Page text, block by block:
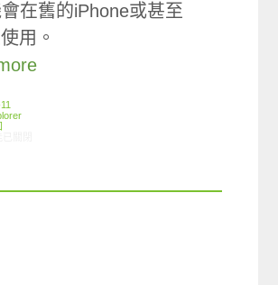
在舊的iPhone或甚至
用。